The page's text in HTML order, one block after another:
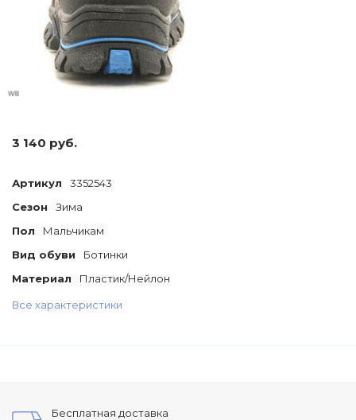
3 140 руб.
Артикул
3352543
Сезон
Зима
Пол
Мальчикам
Вид обуви
Ботинки
Материал
Пластик/Нейлон
Все характеристики
Бесплатная доставка